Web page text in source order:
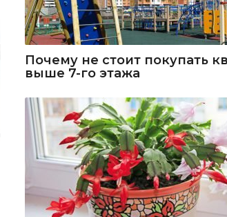
Почему не стоит покупать
выше 7-го этажа